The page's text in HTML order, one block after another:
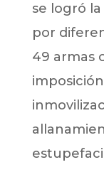
se logró
por
49 armas